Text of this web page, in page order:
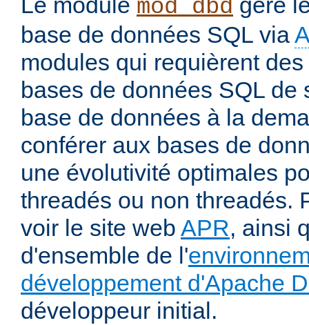
mod_dbd
base de données SQL via
modules qui requièrent
bases de données SQL de
base de données à la
conférer aux bases de
une évolutivité optimales
threadés ou non threadés.
voir le site web APR, ainsi
d'ensemble de l'
développement d'Apache
développeur initial.